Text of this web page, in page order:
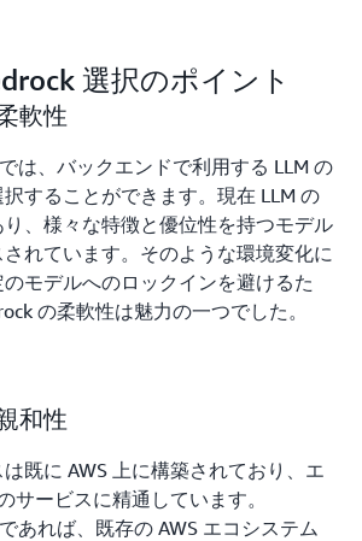
選択のポイント
軟性
は、バックエンドで利用する LLM の
することができます。現在 LLM の
、様々な特徴と優位性を持つモデル
れています。そのような環境変化に
モデルへのロックインを避けるた
の柔軟性は魅力の一つでした。
和性
既に AWS 上に構築されており、エ
サービスに精通しています。
あれば、既存の AWS エコシステム